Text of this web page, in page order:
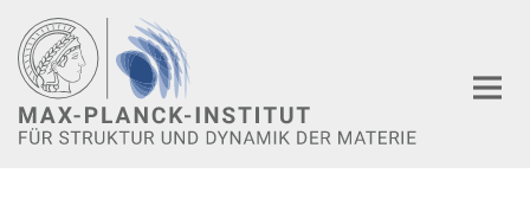
Hauptinhalt